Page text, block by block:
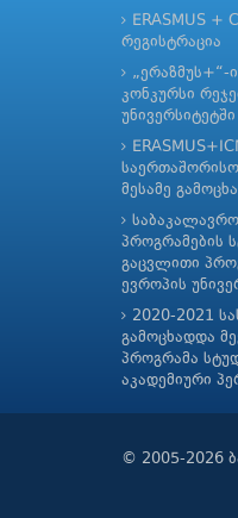
ERASMUS +
რეგისტრაცია
„ერაზმუს+“-
კონკურსი
უნივერსიტეტში
მესამე
პროგრამების
გაცვლითი
ევროპის
2020-2021
გამოცხადდა
პროგრამა
აკადემიური
© 2005-2026